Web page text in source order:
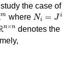
the case of
m where Ni = J i
Ni
n×n
n× denotes the